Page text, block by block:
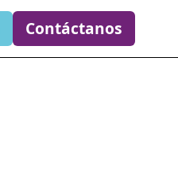
Contáctanos